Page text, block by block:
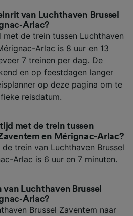
van Luchthaven Brussel
Arlac?
de trein tussen Luchthaven
Arlac is 8 uur en 13
7 treinen per dag. De
en op feestdagen langer
op deze pagina om te
reisdatum.
met de trein tussen
en Mérignac-Arlac?
trein van Luchthaven Brussel
Arlac is 6 uur en 7 minuten.
van Luchthaven Brussel
Arlac?
Brussel Zaventem naar